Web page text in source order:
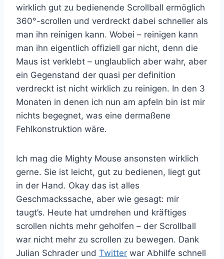
wirklich gut zu bedienende Scrollball ermöglich
360°-scrollen und verdreckt dabei schneller als
man ihn reinigen kann. Wobei – reinigen kann
man ihn eigentlich offiziell gar nicht, denn die
Maus ist verklebt – unglaublich aber wahr, aber
ein Gegenstand der quasi per definition
verdreckt ist nicht wirklich zu reinigen. In den 3
Monaten in denen ich nun am apfeln bin ist mir
nichts begegnet, was eine dermaßene
Fehlkonstruktion wäre.
Ich mag die Mighty Mouse ansonsten wirklich
gerne. Sie ist leicht, gut zu bedienen, liegt gut
in der Hand. Okay das ist alles
Geschmackssache, aber wie gesagt: mir
taugt’s. Heute hat umdrehen und kräftiges
scrollen nichts mehr geholfen – der Scrollball
war nicht mehr zu scrollen zu bewegen. Dank
Julian Schrader und Twitter war Abhilfe schnell